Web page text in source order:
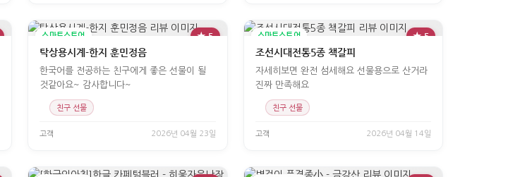
스마트스토어 ★ 5
탁상용시계-한지 훈민정음
한국어를 전공하는 친구에게 좋은 선물이 될
것같아요~ 감사합니다~
친구 선물
고객 2026년 04월 23일
스마트스토어 ★ 5
조선시대전통5종 책갈피
자세히보면 완전 섬세해요 선물용으로 산거라
진짜 만족해요
친구 선물
고객 2026년 04월 14일